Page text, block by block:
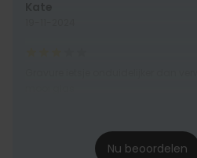
Nu beoordelen